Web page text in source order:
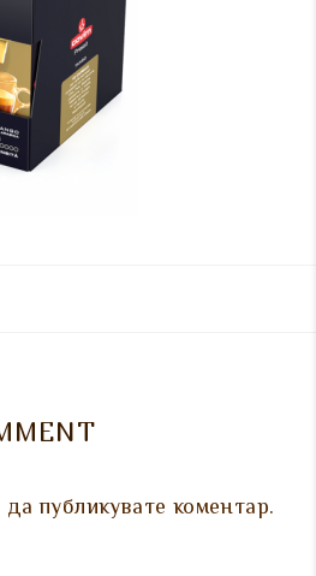
да публикувате коментар.